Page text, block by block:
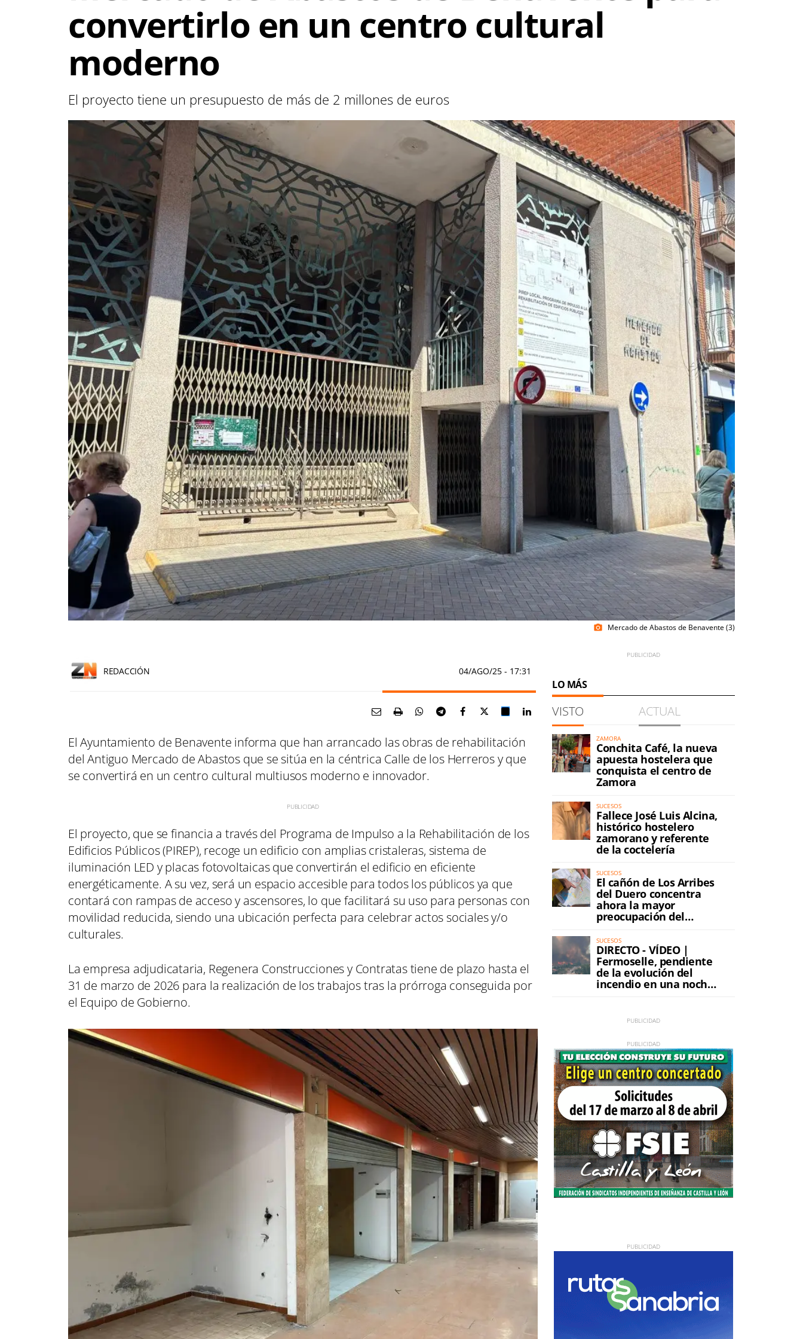
convertirlo en un centro cultural
moderno
El proyecto tiene un presupuesto de más de 2 millones de euros
photo_camera Mercado de Abastos de Benavente (3)
REDACCIÓN 04/AGO/25 - 17:31
El Ayuntamiento de Benavente informa que han arrancado las obras de rehabilitación
del Antiguo Mercado de Abastos que se sitúa en la céntrica Calle de los Herreros y que
se convertirá en un centro cultural multiusos moderno e innovador.
El proyecto, que se financia a través del Programa de Impulso a la Rehabilitación de los
Edificios Públicos (PIREP), recoge un edificio con amplias cristaleras, sistema de
iluminación LED y placas fotovoltaicas que convertirán el edificio en eficiente
energéticamente. A su vez, será un espacio accesible para todos los públicos ya que
contará con rampas de acceso y ascensores, lo que facilitará su uso para personas con
movilidad reducida, siendo una ubicación perfecta para celebrar actos sociales y/o
culturales.
La empresa adjudicataria, Regenera Construcciones y Contratas tiene de plazo hasta el
31 de marzo de 2026 para la realización de los trabajos tras la prórroga conseguida por
el Equipo de Gobierno.
LO MÁS
VISTO ACTUAL
ZAMORA
Conchita Café, la nueva
apuesta hostelera que
conquista el centro de
Zamora
SUCESOS
Fallece José Luis Alcina,
histórico hostelero
zamorano y referente
de la coctelería
SUCESOS
El cañón de Los Arribes
del Duero concentra
ahora la mayor
preocupación del
incendio
SUCESOS
DIRECTO - VÍDEO |
Fermoselle, pendiente
de la evolución del
incendio en una noche